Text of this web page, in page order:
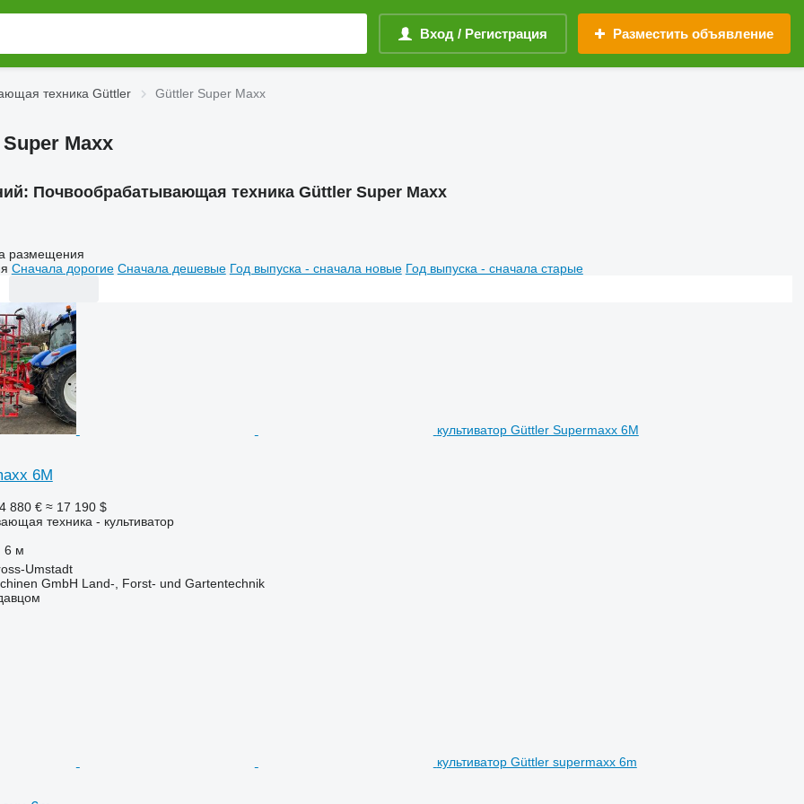
Вход / Регистрация Разместить объявление
техника Güttler Güttler Super Maxx
Maxx
Почвообрабатывающая техника Güttler Super Maxx
размещения
Сначала дорогие Сначала дешевые Год выпуска - сначала новые Год выпуска - сначала старые
культиватор Güttler Supermaxx 6M
6M
880 € ≈ 17 190 $
техника - культиватор
6 м
Umstadt
GmbH Land-, Forst- und Gartentechnik
культиватор Güttler supermaxx 6m